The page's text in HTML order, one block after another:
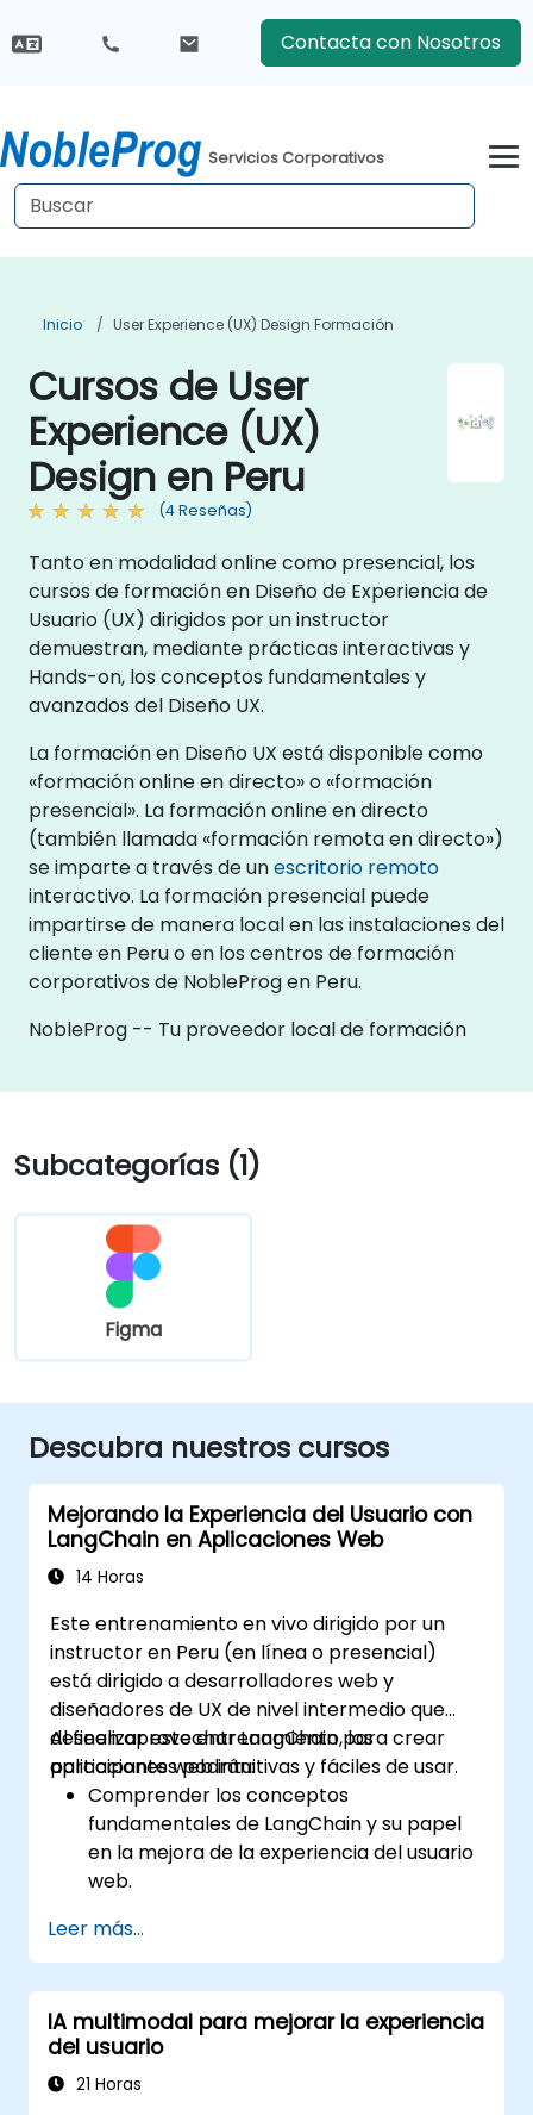
Contacta con Nosotros
Servicios Corporativos
Inicio User Experience (UX) Design Formación
Cursos de User
Experience (UX)
Design en Peru
(4 Reseñas)
Tanto en modalidad online como presencial, los
cursos de formación en Diseño de Experiencia de
Usuario (UX) dirigidos por un instructor
demuestran, mediante prácticas interactivas y
Hands-on, los conceptos fundamentales y
avanzados del Diseño UX.
La formación en Diseño UX está disponible como
«formación online en directo» o «formación
presencial». La formación online en directo
(también llamada «formación remota en directo»)
se imparte a través de unescritorio remoto
interactivo. La formación presencial puede
impartirse de manera local en las instalaciones del
cliente en Peru o en los centros de formación
corporativos de NobleProg en Peru.
NobleProg -- Tu proveedor local de formación
Subcategorías (1)
Figma
Descubra nuestros cursos
Mejorando la Experiencia del Usuario con
LangChain en Aplicaciones Web
14 Horas
Este entrenamiento en vivo dirigido por un
instructor en Peru (en línea o presencial)
está dirigido a desarrolladores web y
diseñadores de UX de nivel intermedio que
deseen aprovechar LangChain para crear
aplicaciones web intuitivas y fáciles de usar.
Al finalizar este entrenamiento, los
participantes podrán:
Comprender los conceptos
fundamentales de LangChain y su papel
en la mejora de la experiencia del usuario
web.
web para crear interfaces dinámicas y
responsivas.
Integrar APIs en aplicaciones web para
mejorar la interactividad y el compromiso
del usuario.
Optimizar la experiencia del usuario
Leer más...
IA multimodal para mejorar la experiencia
del usuario
21 Horas